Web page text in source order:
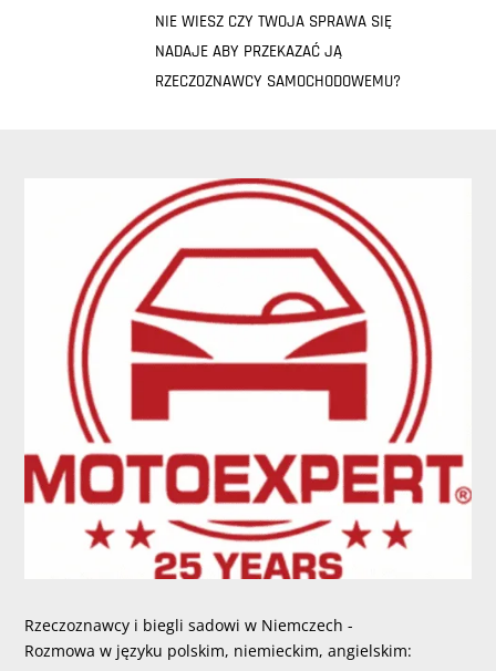
NIE WIESZ CZY TWOJA SPRAWA SIĘ
NADAJE ABY PRZEKAZAĆ JĄ
RZECZOZNAWCY SAMOCHODOWEMU?
Rzeczoznawcy i biegli sadowi w Niemczech -
Rozmowa w języku polskim, niemieckim, angielskim: